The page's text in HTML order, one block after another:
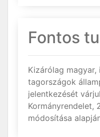
Fontos
Kizárólag magyar,
tagországok
jelentkezését
Kormányrendelet,
módosítása